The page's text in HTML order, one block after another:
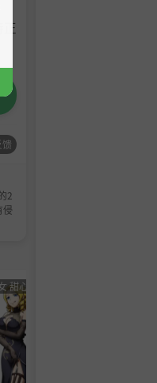
2
侵
甜心选择 恋活